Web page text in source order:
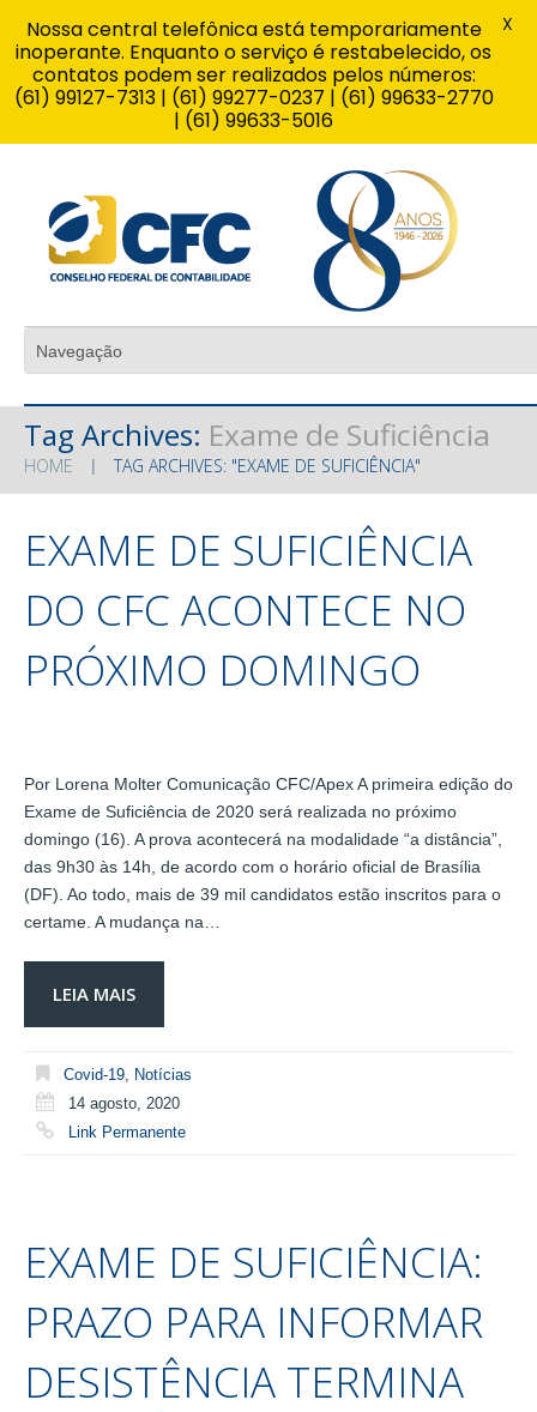
Tag Archives: Exame de Suficiência
HOME TAG ARCHIVES: "EXAME DE SUFICIÊNCIA"
EXAME DE SUFICIÊNCIA
DO CFC ACONTECE NO
PRÓXIMO DOMINGO
Por Lorena Molter Comunicação CFC/Apex A primeira edição do
Exame de Suficiência de 2020 será realizada no próximo
domingo (16). A prova acontecerá na modalidade “a distância”,
das 9h30 às 14h, de acordo com o horário oficial de Brasília
(DF). Ao todo, mais de 39 mil candidatos estão inscritos para o
certame. A mudança na…
LEIA MAIS
Covid-19, Notícias
14 agosto, 2020
Link Permanente
EXAME DE SUFICIÊNCIA:
PRAZO PARA INFORMAR
DESISTÊNCIA TERMINA
Nossa central telefônica está temporariamente
inoperante. Enquanto o serviço é restabelecido, os
contatos podem ser realizados pelos números:
(61) 99127-7313 | (61) 99277-0237 | (61) 99633-2770
| (61) 99633-5016
X